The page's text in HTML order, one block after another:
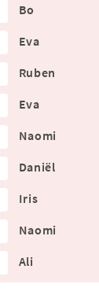
Bo
Eva
Ruben
Eva
Naomi
Daniël
Iris
Naomi
Ali